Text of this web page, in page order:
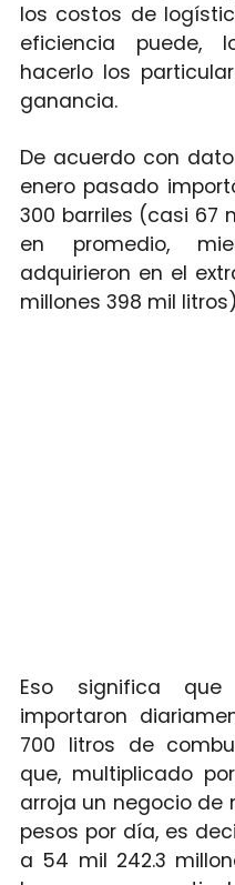
los costos de
eficiencia puede,
hacerlo los
ganancia.
De acuerdo con
enero pasado
300 barriles (casi 67
en promedio,
adquirieron en el
millones 398 mil
Eso significa
importaron
700 litros de
que, multiplicado
arroja un negocio de
pesos por día, es
a 54 mil 242.3